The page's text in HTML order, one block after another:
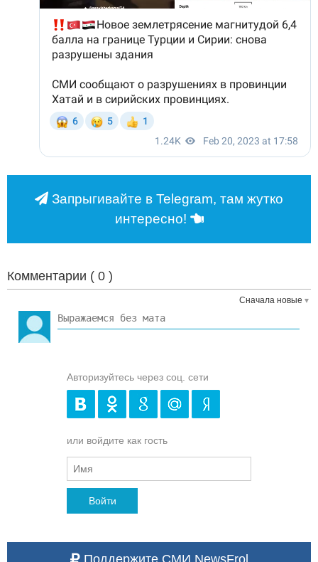
Запрыгивайте в Telegram, там жутко
интересно!
Комментарии ( 0 )
Сначала новые
Авторизуйтесь через соц. сети
или войдите как гость
Войти